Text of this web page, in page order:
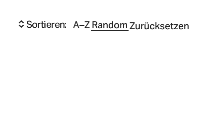
Sortieren: A–Z Random Zurücksetzen